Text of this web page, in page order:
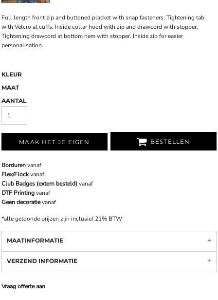
Full length front zip and buttoned placket with snap fasteners. Tightening tab
with Velcro at cuffs. Inside collar hood with zip and drawcord with stopper.
Tightening drawcord at bottom hem with stopper. Inside zip for easier
personalisation.
KLEUR
MAAT
AANTAL
MAAK HET JE EIGEN BESTELLEN
Bordurenvanaf
Flex/Flockvanaf
Club Badges (extern besteld) vanaf
DTF Printingvanaf
Geen decoratievanaf
*alle getoonde prijzen zijn inclusief 21% BTW
MAATINFORMATIE
VERZEND INFORMATIE
Vraag offerte aan